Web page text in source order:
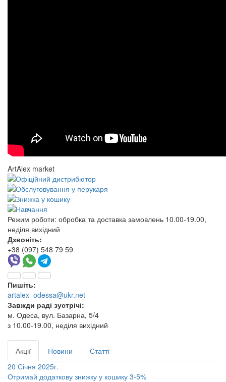
ArtAlex market
Режим роботи: обробка та доставка замовлень 10.00-19.00,
неділя вихідний
Дзвоніть:
+38 (097) 548 79 59
Пишіть:
artalex_odessa@ukr.net
Завжди раді зустрічі:
м. Одеса, вул. Базарна, 5/4
з 10.00-19.00, неділя вихідний
Акції Новини
Статті
20 Січня 2025г.
Отримай додаткову знижку у кошику 3-5%